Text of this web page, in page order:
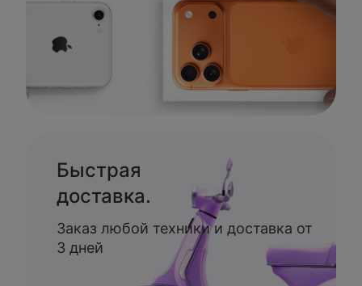
Быстрая
доставка.
Заказ любой техники и доставка от
3 дней